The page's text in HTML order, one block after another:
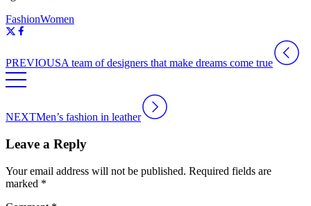
FashionWomen
PREVIOUSA team of designers that make dreams come true
NEXTMen’s fashion in leather
Leave a Reply
Your email address will not be published. Required fields are
marked *